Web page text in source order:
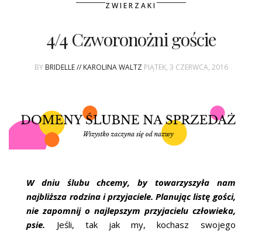
KONKURSY
KSIĄŻKI BRIDELLE
WASZE ŚLUBY
BRI GROUP
ŚLUBNE STYLE
ZWIERZAKI
4/4 Czworonożni goście
BY BRIDELLE // KAROLINA WALTZ PIĄTEK, 3 CZERWCA, 2016
W dniu ślubu chcemy, by towarzyszyła nam
najbliższa rodzina i przyjaciele. Planując listę gości,
nie zapomnij o najlepszym przyjacielu człowieka,
psie. Jeśli, tak jak my, kochasz swojego